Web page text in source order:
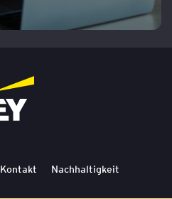
Kontakt Nachhaltigkeit